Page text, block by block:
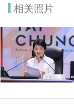
相关照片